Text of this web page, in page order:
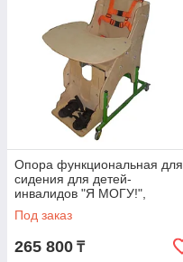
Опора функциональная для
сидения для детей-
инвалидов "Я МОГУ!",
исполнение ОС-001,
размер3
Под заказ
265 800 ₸